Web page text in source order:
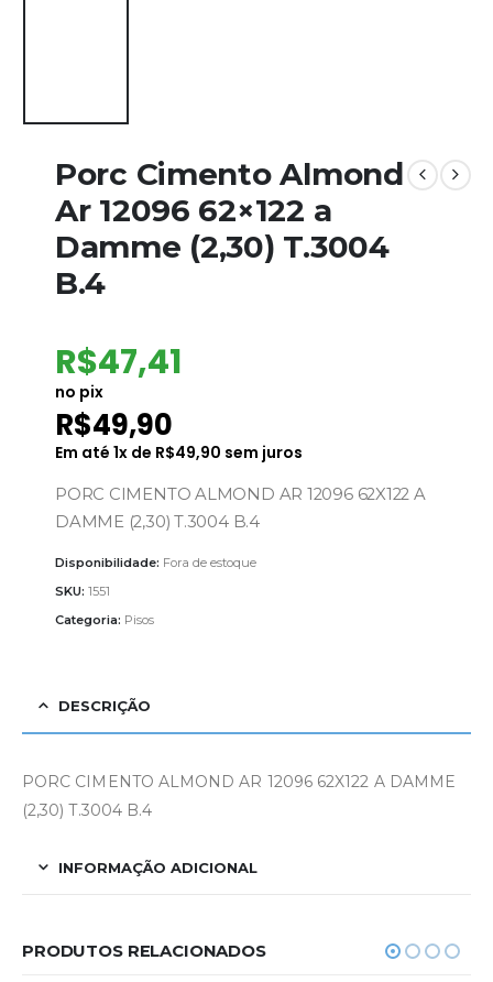
Porc Cimento Almond
Ar 12096 62×122 a
Damme (2,30) T.3004
B.4
R$47,41
no pix
R$49,90
Em até 1x de R$49,90 sem juros
PORC CIMENTO ALMOND AR 12096 62X122 A
DAMME (2,30) T.3004 B.4
Disponibilidade: Fora de estoque
SKU: 1551
Categoria: Pisos
DESCRIÇÃO
PORC CIMENTO ALMOND AR 12096 62X122 A DAMME
(2,30) T.3004 B.4
INFORMAÇÃO ADICIONAL
PRODUTOS RELACIONADOS